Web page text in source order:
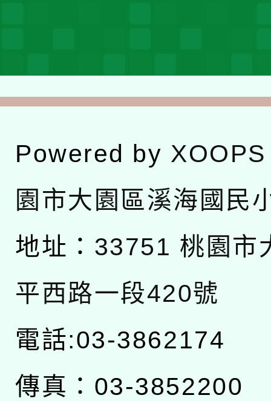
Powered by XOOPS
園市大園區溪海國民
地址： 33751 桃園市
平西路一段420號
電話:03-3862174
傳真：03-3852200